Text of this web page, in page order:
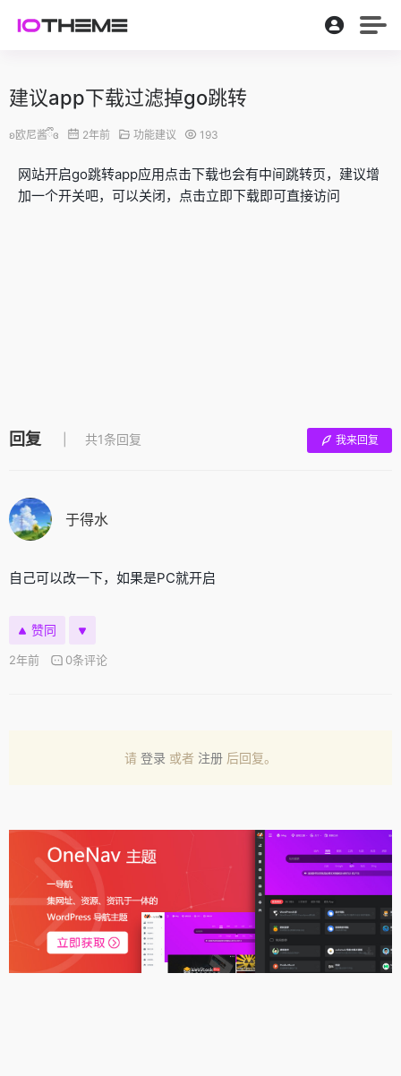
建议app下载过滤掉go跳转
ʚ欧尼酱ྀིɞ 2年前 功能建议 193
网站开启go跳转app应用点击下载也会有中间跳转页，建议增
加一个开关吧，可以关闭，点击立即下载即可直接访问
回复 共1条回复 我来回复
于得水
自己可以改一下，如果是PC就开启
赞同
2年前 0条评论
请 登录 或者 注册 后回复。